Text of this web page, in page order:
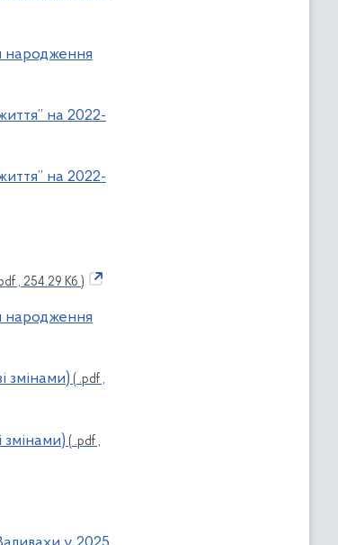
народження
на 2022-
на 2022-
, 254.29 Кб )
народження
змінами) ( .pdf ,
змінами) ( .pdf ,